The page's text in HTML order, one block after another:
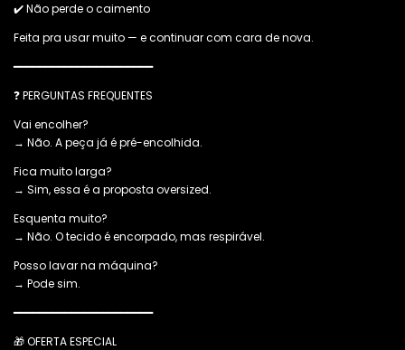
✔️ Não perde o caimento
Feita pra usar muito — e continuar com cara de nova.
━━━━━━━━━━━━━━━━━━━━━━
❓ PERGUNTAS FREQUENTES
Vai encolher?
→ Não. A peça já é pré-encolhida.
Fica muito larga?
→ Sim, essa é a proposta oversized.
Esquenta muito?
→ Não. O tecido é encorpado, mas respirável.
Posso lavar na máquina?
→ Pode sim.
━━━━━━━━━━━━━━━━━━━━━━
🎁 OFERTA ESPECIAL